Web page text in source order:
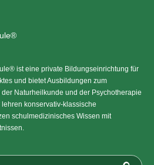
ist eine private Bildungseinrichtung für
und bietet Ausbildungen zum
Naturheilkunde und der Psychotherapie
konservativ-klassische
schulmedizinisches Wissen mit